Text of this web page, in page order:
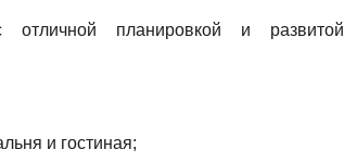
планировкой и развитой
и гостиная;